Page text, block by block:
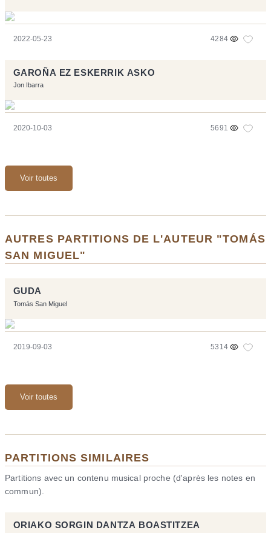
2022-05-23 4284
GAROÑA EZ ESKERRIK ASKO
Jon Ibarra
2020-10-03 5691
Voir toutes
AUTRES PARTITIONS DE L'AUTEUR "TOMÁS
SAN MIGUEL"
GUDA
Tomás San Miguel
2019-09-03 5314
Voir toutes
PARTITIONS SIMILAIRES
Partitions avec un contenu musical proche (d'après les notes en
commun).
ORIAKO SORGIN DANTZA BOASTITZEA